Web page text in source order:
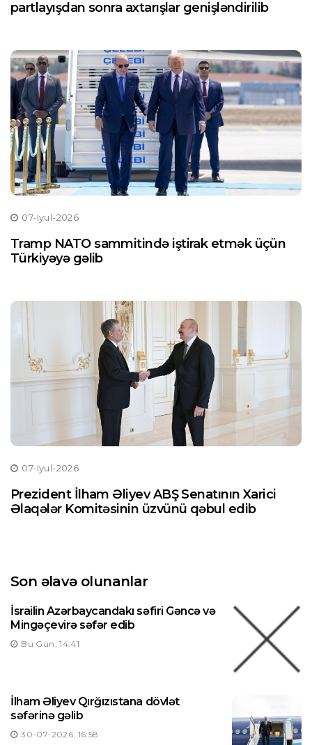
partlayışdan sonra axtarışlar genişləndirilib
07-Iyul-2026
Tramp NATO sammitində iştirak etmək üçün
Türkiyəyə gəlib
07-Iyul-2026
Prezident İlham Əliyev ABŞ Senatının Xarici
Əlaqələr Komitəsinin üzvünü qəbul edib
Son əlavə olunanlar
İsrailin Azərbaycandakı səfiri Gəncə və
Mingəçevirə səfər edib
Bu Gün, 14:41
İlham Əliyev Qırğızıstana dövlət
səfərinə gəlib
30-07-2026, 16:58